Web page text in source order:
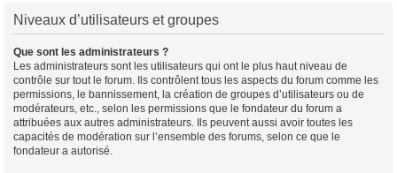
Niveaux d’utilisateurs et groupes
Que sont les administrateurs ?
Les administrateurs sont les utilisateurs qui ont le plus haut niveau de
contrôle sur tout le forum. Ils contrôlent tous les aspects du forum comme les
permissions, le bannissement, la création de groupes d’utilisateurs ou de
modérateurs, etc., selon les permissions que le fondateur du forum a
attribuées aux autres administrateurs. Ils peuvent aussi avoir toutes les
capacités de modération sur l’ensemble des forums, selon ce que le
fondateur a autorisé.